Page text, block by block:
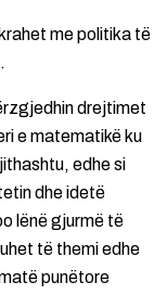
me politika të
drejtimet
e matematikë ku
edhe si
dhe idetë
lënë gjurmë të
të themi edhe
punëtore